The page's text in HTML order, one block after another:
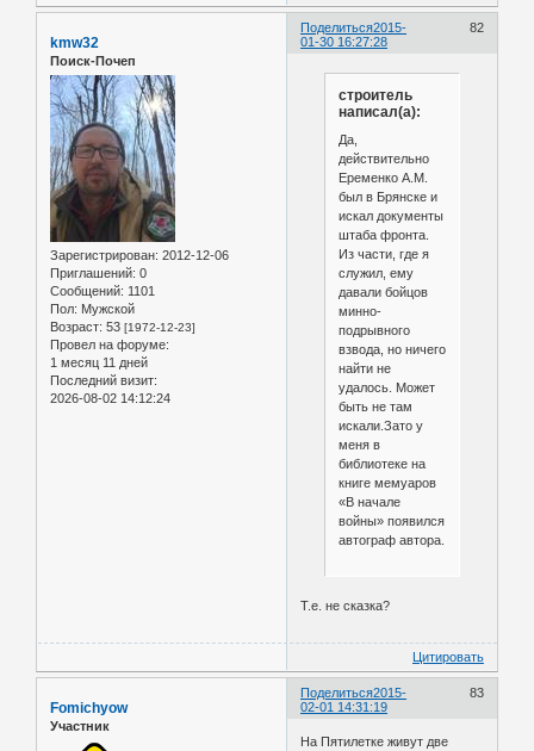
Поделиться 82
2015-
01-30 16:27:28
kmw32
Поиск-Почеп
Зарегистрирован: 2012-12-06
Приглашений: 0
Сообщений: 1101
Пол: Мужской
Возраст: 53 [1972-12-23]
Провел на форуме:
1 месяц 11 дней
Последний визит:
2026-08-02 14:12:24
строитель
написал(а):
Да,
действительно
Еременко А.М.
был в Брянске и
искал документы
штаба фронта.
Из части, где я
служил, ему
давали бойцов
минно-
подрывного
взвода, но ничего
найти не
удалось. Может
быть не там
искали.Зато у
меня в
библиотеке на
книге мемуаров
«В начале
войны» появился
автограф автора.
Т.е. не сказка?
Цитировать
Поделиться 83
2015-
02-01 14:31:19
Fomichyow
Участник
На Пятилетке живут две